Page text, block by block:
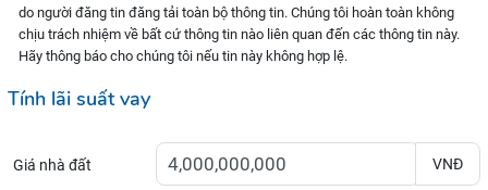
do người đăng tin đăng tải toàn bộ thông tin. Chúng tôi hoàn toàn không
chịu trách nhiệm về bất cứ thông tin nào liên quan đến các thông tin này.
Hãy thông báo cho chúng tôi nếu tin này không hợp lệ.
Tính lãi suất vay
Giá nhà đất VNĐ